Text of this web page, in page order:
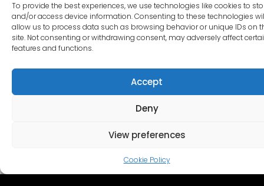
To provide the best experiences, we use technologies like cookies to
and/or access device information. Consenting to these technologies
allow us to process data such as browsing behavior or unique IDs on
site. Not consenting or withdrawing consent, may adversely affect
features and functions.
Accept
Deny
View preferences
Cookie Policy